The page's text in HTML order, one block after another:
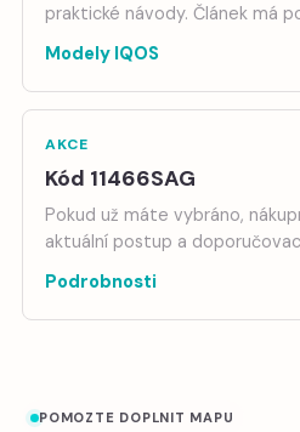
praktické návody. Článek má
Modely IQOS
AKCE
Kód 11466SAG
Pokud už máte vybráno,
aktuální postup a
Podrobnosti
POMOZTE DOPLNIT MAPU